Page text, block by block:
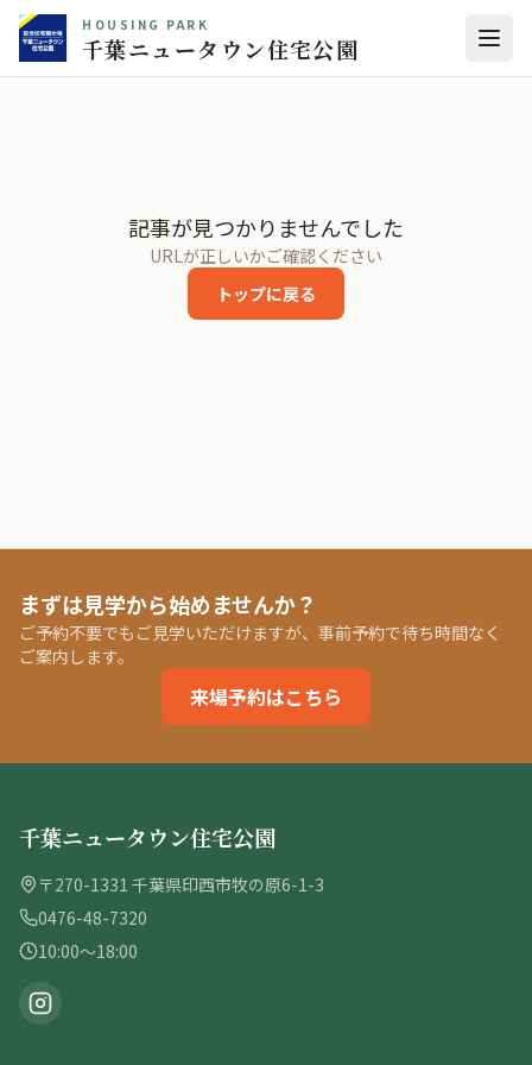
HOUSING PARK
千葉ニュータウン住宅公園
記事が見つかりませんでした
URLが正しいかご確認ください
トップに戻る
まずは見学から始めませんか？
ご予約不要でもご見学いただけますが、事前予約で待ち時間なく
ご案内します。
来場予約はこちら
千葉ニュータウン住宅公園
〒270-1331 千葉県印西市牧の原6-1-3
0476-48-7320
10:00〜18:00